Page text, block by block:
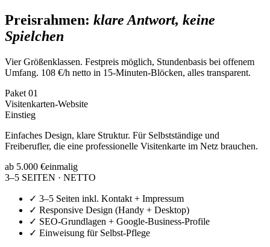
Preisrahmen: klare Antwort, keine
Spielchen
Vier Größenklassen. Festpreis möglich, Stundenbasis bei offenem
Umfang. 108 €/h netto in 15-Minuten-Blöcken, alles transparent.
Paket 01
Visitenkarten-Website
Einstieg
Einfaches Design, klare Struktur. Für Selbstständige und
Freiberufler, die eine professionelle Visitenkarte im Netz brauchen.
ab 5.000 €einmalig
3–5 SEITEN · NETTO
✓ 3–5 Seiten inkl. Kontakt + Impressum
✓ Responsive Design (Handy + Desktop)
✓ SEO-Grundlagen + Google-Business-Profile
✓ Einweisung für Selbst-Pflege